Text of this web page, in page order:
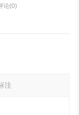
论(0)
注